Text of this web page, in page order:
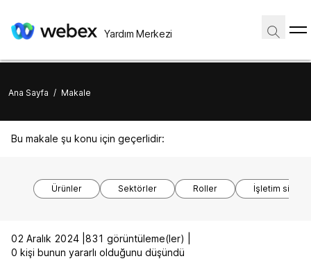
Yardım Merkezi
Ana Sayfa / Makale
Bu makale şu konu için geçerlidir:
Ürünler Sektörler Roller İşletim
02 Aralık 2024 | 831 görüntüleme(ler) |
0 kişi bunun yararlı olduğunu düşündü